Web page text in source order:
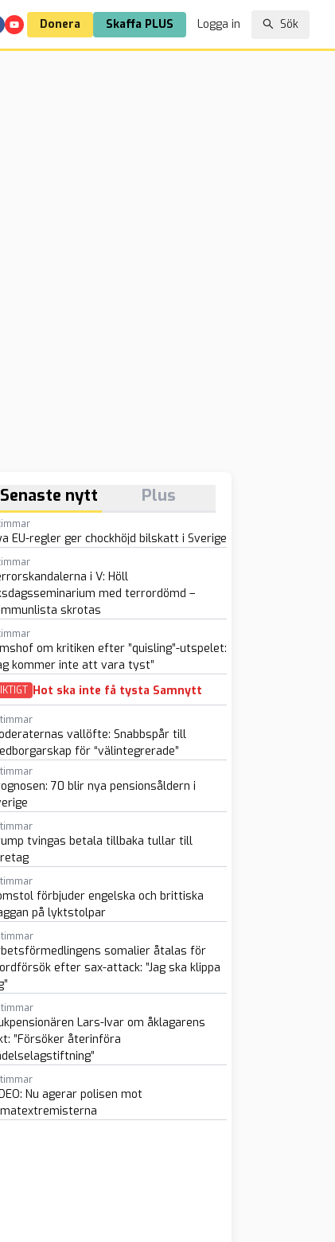
Donera Skaffa PLUS Logga in Sök
Senaste nytt Plus
EU-regler ger chockhöjd bilskatt i Sverige
i V: Höll
med terrordömd –
skrotas
om kritiken efter ”quisling”-utspelet:
kommer inte att vara tyst”
Hot ska inte få tysta Samnytt
timmar
vallöfte: Snabbspår till
för “välintegrerade”
timmar
70 blir nya pensionsåldern i
timmar
tvingas betala tillbaka tullar till
timmar
förbjuder engelska och brittiska
på lyktstolpar
timmar
somalier åtalas för
efter sax-attack: ”Jag ska klippa
timmar
Lars-Ivar om åklagarens
”Försöker återinföra
timmar
Nu agerar polisen mot